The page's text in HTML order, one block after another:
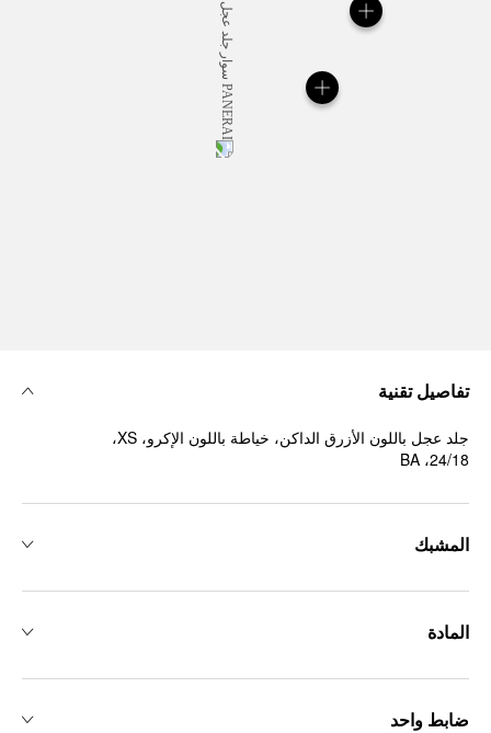
تفاصيل تقنية
جلد عجل باللون الأزرق الداكن، خياطة باللون الإكرو، ‏XS،
المشبك
المادة
ضابط واحد